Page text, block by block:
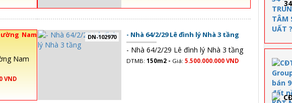
Nam
Nam
VND
DN-102970 - Nhà 64/2/29 Lê đình lý Nhà 3 tầng
- Nhà 64/2/29 Lê đình lý Nhà 3 tầng
DTMB: 150m2 - Giá: 5.500.000.000 VND